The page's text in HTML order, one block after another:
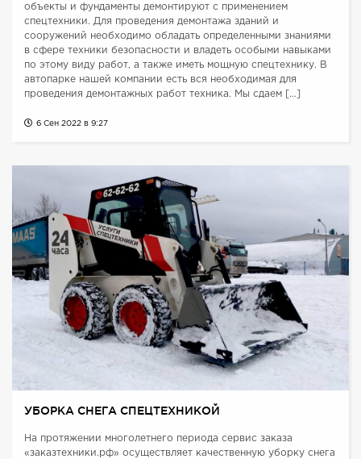
объекты и фундаменты демонтируют с применением
спецтехники. Для проведения демонтажа зданий и
сооружений необходимо обладать определенными знаниями
в сфере техники безопасности и владеть особыми навыками
по этому виду работ, а также иметь мощную спецтехнику. В
автопарке нашей компании есть вся необходимая для
проведения демонтажных работ техника. Мы сдаем […]
6 Сен 2022 в 9:27
УБОРКА СНЕГА СПЕЦТЕХНИКОЙ
На протяжении многолетнего периода сервис заказа
«заказтехники.рф» осуществляет качественную уборку снега